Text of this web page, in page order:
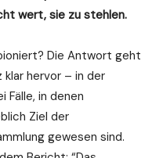
wert, sie zu stehlen.
Die Antwort geht
hervor – in der
Fälle, in denen
Ziel der
gewesen sind.